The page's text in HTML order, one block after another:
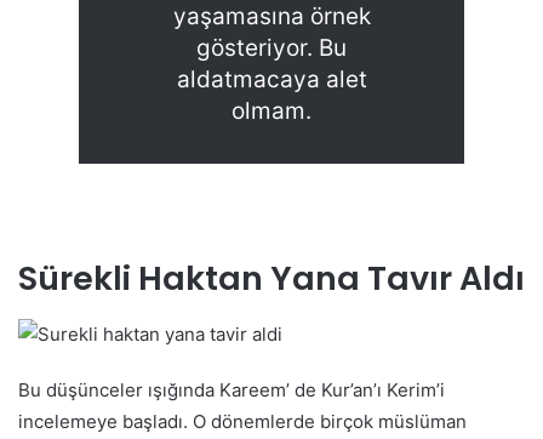
yaşamasına örnek
gösteriyor. Bu
aldatmacaya alet
olmam.
Sürekli Haktan Yana Tavır Aldı
Bu düşünceler ışığında Kareem’ de Kur’an’ı Kerim’i
incelemeye başladı. O dönemlerde birçok müslüman